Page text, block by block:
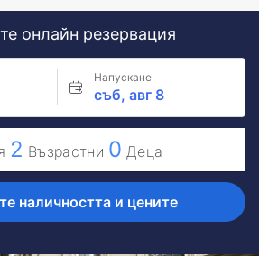
онлайн резервация
Напускане
съб, авг 8
2 Възрастни 0 Деца
наличността и цените